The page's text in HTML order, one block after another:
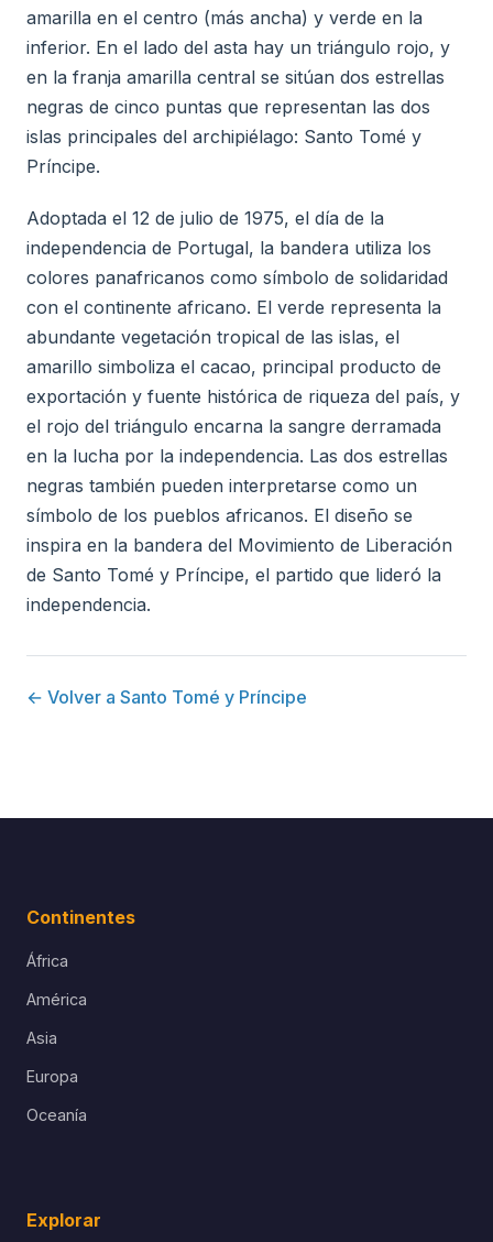
amarilla en el centro (más ancha) y verde en la
inferior. En el lado del asta hay un triángulo rojo, y
en la franja amarilla central se sitúan dos estrellas
negras de cinco puntas que representan las dos
islas principales del archipiélago: Santo Tomé y
Príncipe.
Adoptada el 12 de julio de 1975, el día de la
independencia de Portugal, la bandera utiliza los
colores panafricanos como símbolo de solidaridad
con el continente africano. El verde representa la
abundante vegetación tropical de las islas, el
amarillo simboliza el cacao, principal producto de
exportación y fuente histórica de riqueza del país, y
el rojo del triángulo encarna la sangre derramada
en la lucha por la independencia. Las dos estrellas
negras también pueden interpretarse como un
símbolo de los pueblos africanos. El diseño se
inspira en la bandera del Movimiento de Liberación
de Santo Tomé y Príncipe, el partido que lideró la
independencia.
← Volver a Santo Tomé y Príncipe
Continentes
África
América
Asia
Europa
Oceanía
Explorar